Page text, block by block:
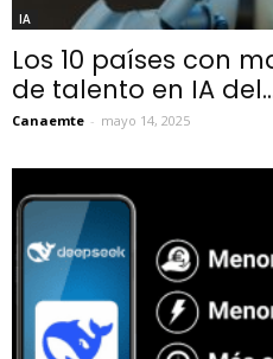
IA
Los 10 países con
de talento en IA
Canaemte - mayo 14, 2025